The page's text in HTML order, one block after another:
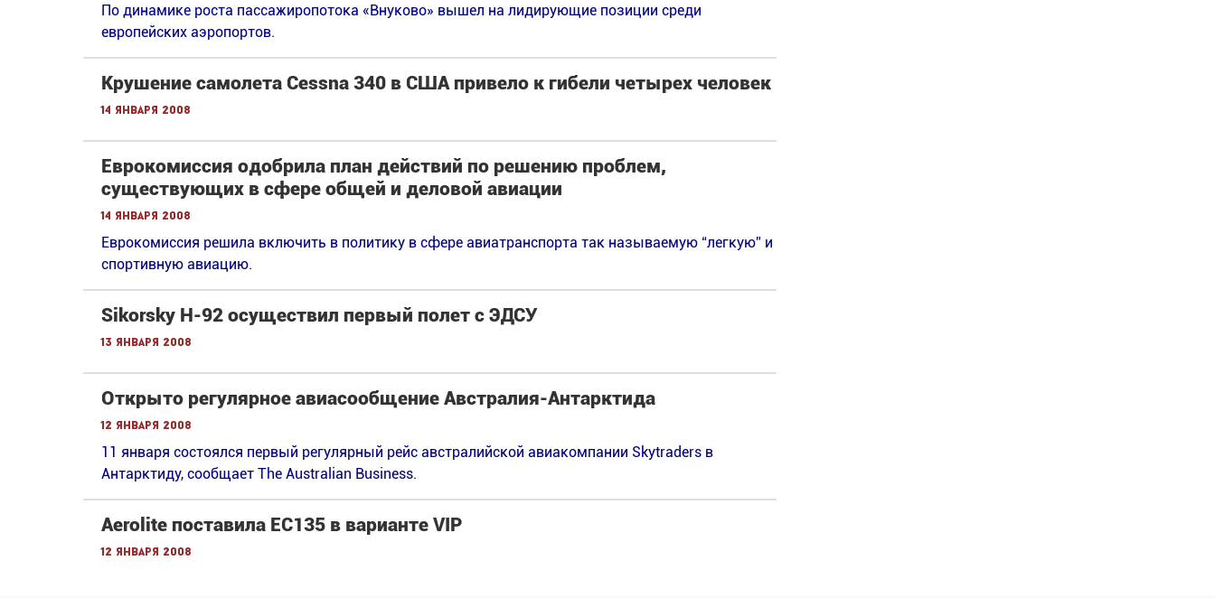
По динамике роста пассажиропотока «Внуково» вышел на лидирующие позиции среди
европейских аэропортов.
Крушение самолета Cessna 340 в США привело к гибели четырех человек
14 января 2008
Еврокомиссия одобрила план действий по решению проблем,
существующих в сфере общей и деловой авиации
14 января 2008
Еврокомиссия решила включить в политику в сфере авиатранспорта так называемую “легкую” и
спортивную авиацию.
Sikorsky H-92 осуществил первый полет с ЭДСУ
13 января 2008
Открыто регулярное авиасообщение Австралия-Антарктида
12 января 2008
11 января состоялся первый регулярный рейс австралийской авиакомпании Skytraders в
Антарктиду, сообщает The Australian Business.
Aerolite поставила EC135 в варианте VIP
12 января 2008